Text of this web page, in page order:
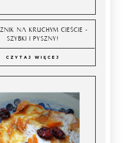
NA KRUCHYM CIEŚCIE -
SZYBKI I PYSZNY!
CZYTAJ WIĘCEJ